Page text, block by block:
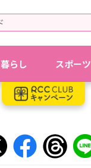
暮らし スポーツ